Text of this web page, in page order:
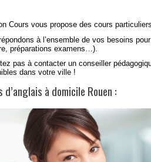
Cours vous propose des cours
à l’ensemble de vos besoins
préparations examens…).
pas à contacter un conseiller
dans votre ville !
d’anglais à domicile Rouen :